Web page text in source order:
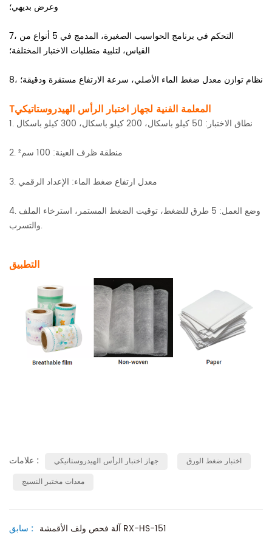
وعرض بديهي؛
7، التحكم في برنامج الحواسيب الصغيرة، المدمج في 5 أنواع من
القياس، لتلبية متطلبات الاختبار المختلفة؛
8، نظام توازن معدل ضغط الماء الأصلي، سرعة الارتفاع مستقرة ودقيقة؛
Tالمعلمة الفنية لجهاز اختبار الرأس الهيدروستاتيكي
1. نطاق الاختبار: 50 كيلو باسكال، 200 كيلو باسكال، 300 كيلو باسكال
2. منطقة ظرف العينة: 100 سم²
3. معدل ارتفاع ضغط الماء: الإعداد الرقمي
4. وضع العمل: 5 طرق للضغط، توقيت الضغط المستمر، استرخاء الملف
والتسرب.
التطبيق
علامات : جهاز اختبار الرأس الهيدروستاتيكي
اختبار ضغط الورق
معدات مختبر النسيج
سابق :
آلة فحص ولف الأقمشة RX-HS-151